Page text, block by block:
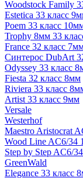
Woodstock Family
Estetica 33 класс
Poem 33 класс
Trophy 8мм 33
France 32 класс
Синтерос DubArt
Odyssey 33 класс
Fiesta 32 класс 8мм
Riviera 33 класс
Artist 33 класс 9мм
Versale
Westerhof
Maestro Aristocrat
Wood Line AC6/34
Step by Step AC6/
GreenWald
Elegance 33 класс